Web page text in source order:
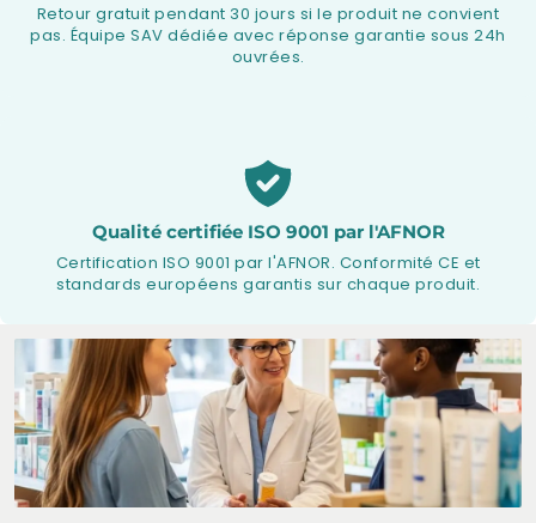
Retour gratuit pendant 30 jours si le produit ne convient
pas. Équipe SAV dédiée avec réponse garantie sous 24h
ouvrées.
Qualité certifiée ISO 9001 par l'AFNOR
Certification ISO 9001 par l'AFNOR. Conformité CE et
standards européens garantis sur chaque produit.